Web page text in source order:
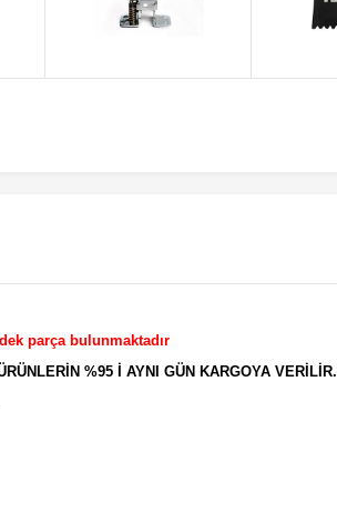
parça bulunmaktadır
%95 İ AYNI GÜN KARGOYA VERİLİR.